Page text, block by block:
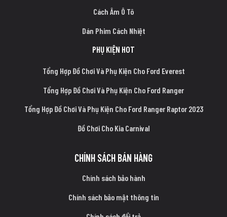
Cách Âm Ô Tô
Dán Phim Cách Nhiệt
PHỤ KIỆN HOT
Tổng Hợp Đồ Chơi Và Phụ Kiện Cho Ford Everest
Tổng Hợp Đồ Chơi Và Phụ Kiện Cho Ford Ranger
Tổng Hợp Đồ Chơi Và Phụ Kiện Cho Ford Ranger Raptor 2023
Đồ Chơi Cho Kia Carnival
CHÍNH SÁCH BÁN HÀNG
Chính sách bảo hành
Chính sách bảo mật thông tin